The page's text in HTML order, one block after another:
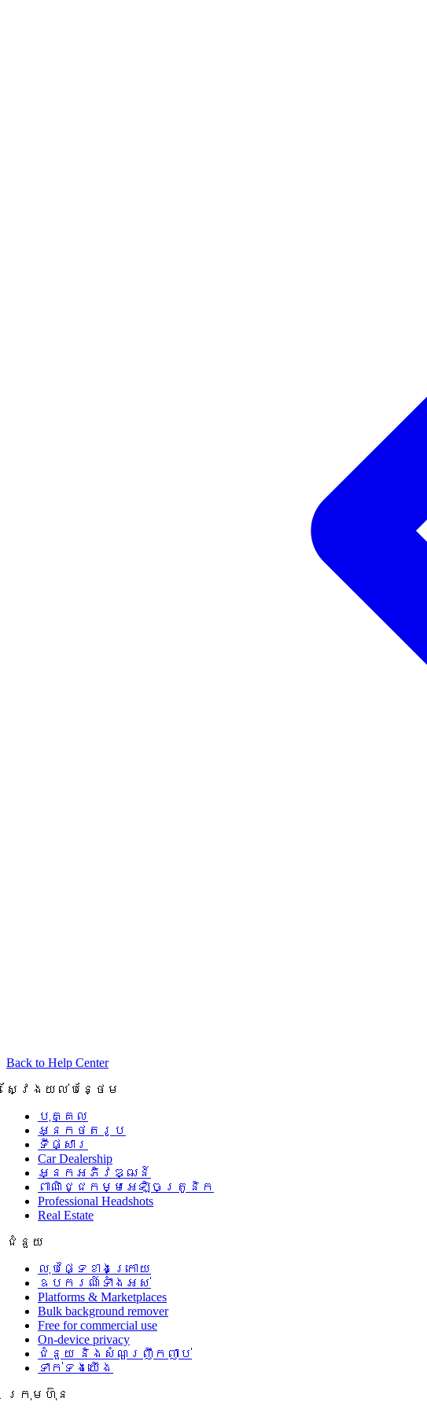
Back to Help Center
ស្វែងយល់បន្ថែម
បុគ្គល
អ្នកថតរូប
ទីផ្សារ
Car Dealership
អ្នកអភិវឌ្ឍន៍
ពាណិជ្ជកម្មអេឡិចត្រូនិក
Professional Headshots
Real Estate
ជំនួយ
លុបផ្ទៃខាងក្រោយ
ឧបករណ៍ទាំងអស់
Platforms & Marketplaces
Bulk background remover
Free for commercial use
On-device privacy
ជំនួយ និងសំណួរញឹកញាប់
ទាក់ទងយើង
ក្រុមហ៊ុន